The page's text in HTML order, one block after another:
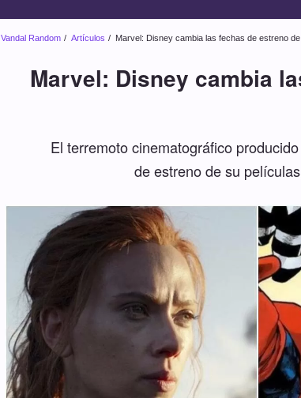
Vandal Random Artículos Marvel: Disney cambia las fechas de estreno
Marvel: Disney cambia
El terremoto cinematográfico
de estreno de su